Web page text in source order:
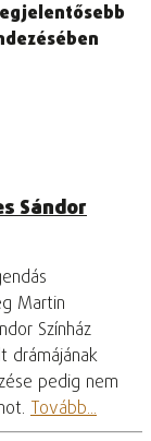
Sándor
Martin
Színház
drámájának
pedig nem
Tovább...